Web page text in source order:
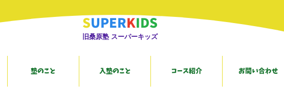
SUPER K IDS
旧桑原塾 スーパーキッズ
塾のこと 入塾のこと コース紹介 お問い合わせ